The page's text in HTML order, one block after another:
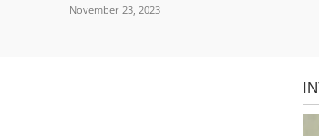
November 23, 2023